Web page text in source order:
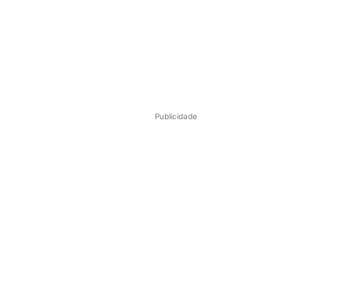
Publicidade